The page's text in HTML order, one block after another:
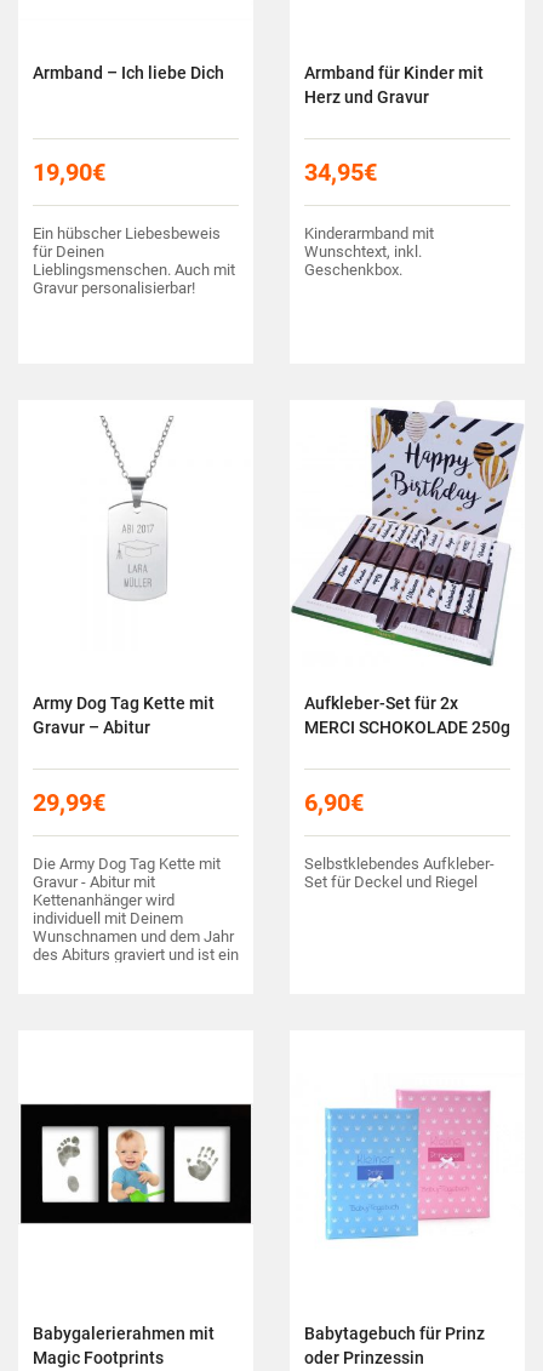
Armband – Ich liebe Dich
19,90€
Ein hübscher Liebesbeweis
für Deinen
Lieblingsmenschen. Auch mit
Gravur personalisierbar!
Armband für Kinder mit
Herz und Gravur
34,95€
Kinderarmband mit
Wunschtext, inkl.
Geschenkbox.
Army Dog Tag Kette mit
Gravur – Abitur
29,99€
Die Army Dog Tag Kette mit
Gravur - Abitur mit
Kettenanhänger wird
individuell mit Deinem
Wunschnamen und dem Jahr
des Abiturs graviert und ist ein
Aufkleber-Set für 2x
MERCI SCHOKOLADE 250g
6,90€
Selbstklebendes Aufkleber-
Set für Deckel und Riegel
Babygalerierahmen mit
Magic Footprints
Babytagebuch für Prinz
oder Prinzessin